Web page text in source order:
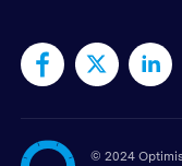
© 2024